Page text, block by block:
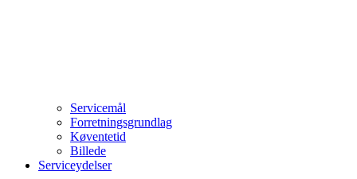
Servicemål
Forretningsgrundlag
Køventetid
Billede
Serviceydelser